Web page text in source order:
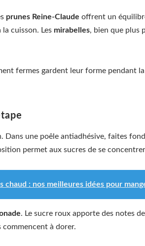
prunes Reine-Claude offrent un
cuisson. Les mirabelles, bien que plus
fermes gardent leur forme pendant
Dans une poêle antiadhésive, faites
permet aux sucres de se
chaud : nos meilleures idées pour
. Le sucre roux apporte des notes
commencent à dorer.